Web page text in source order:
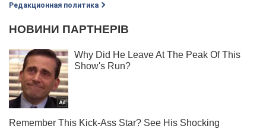
Редакционная политика